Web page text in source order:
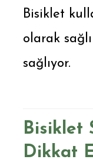
Bisiklet
olarak
sağlıyor.
Bisiklet
Dikkat